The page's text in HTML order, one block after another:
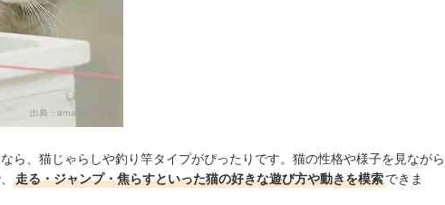
出典： amazon.co.jp
ら、猫じゃらしや釣り竿タイプがぴったりです。猫の性格や様子を見ながら
走る・ジャンプ・焦らすといった猫の好きな遊び方や動きを模索できま